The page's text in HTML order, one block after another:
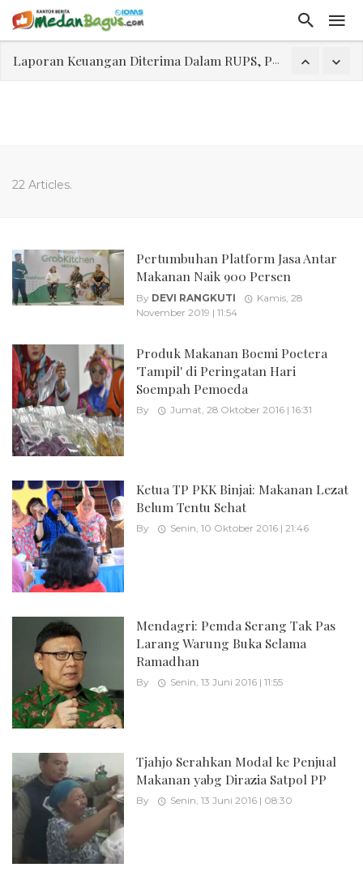
Laporan Keuangan Diterima Dalam RUPS, Pelaporan Hingga Penahanan Mantan Direktur PT GKS Dinilai Rancu
22 Articles.
Pertumbuhan Platform Jasa Antar
Makanan Naik 900 Persen
By DEVI RANGKUTI
Kamis, 28
November 2019 | 11:54
Produk Makanan Boemi Poetera
'Tampil' di Peringatan Hari
Soempah Pemoeda
By Jumat, 28 Oktober 2016 | 16:31
Ketua TP PKK Binjai: Makanan Lezat
Belum Tentu Sehat
By Senin, 10 Oktober 2016 | 21:46
Mendagri: Pemda Serang Tak Pas
Larang Warung Buka Selama
Ramadhan
By Senin, 13 Juni 2016 | 11:55
Tjahjo Serahkan Modal ke Penjual
Makanan yabg Dirazia Satpol PP
By Senin, 13 Juni 2016 | 08:30